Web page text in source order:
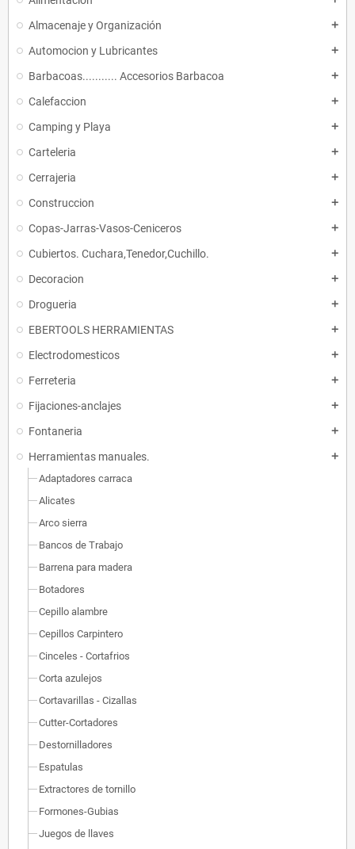
Almacenaje y Organización add
Automocion y Lubricantes add
Barbacoas........... Accesorios Barbacoa add
Calefaccion add
Camping y Playa add
Carteleria add
Cerrajeria add
Construccion add
Copas-Jarras-Vasos-Ceniceros add
Cubiertos. Cuchara,Tenedor,Cuchillo. add
Decoracion add
Drogueria add
EBERTOOLS HERRAMIENTAS add
Electrodomesticos add
Ferreteria add
Fijaciones-anclajes add
Fontaneria add
Herramientas manuales. add
Adaptadores carraca
Alicates
Arco sierra
Bancos de Trabajo
Barrena para madera
Botadores
Cepillo alambre
Cepillos Carpintero
Cinceles - Cortafrios
Corta azulejos
Cortavarillas - Cizallas
Cutter-Cortadores
Destornilladores
Espatulas
Extractores de tornillo
Formones-Gubias
Juegos de llaves